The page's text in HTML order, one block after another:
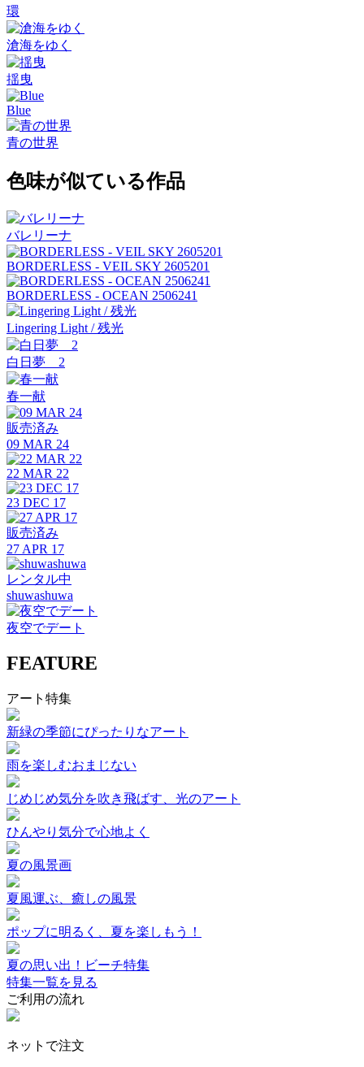
環
滄海をゆく
揺曳
Blue
青の世界
色味が似ている作品
バレリーナ
BORDERLESS - VEIL SKY 2605201
BORDERLESS - OCEAN 2506241
Lingering Light / 残光
白日夢 2
春一献
販売済み
09 MAR 24
22 MAR 22
23 DEC 17
販売済み
27 APR 17
レンタル中
shuwashuwa
夜空でデート
FEATURE
アート特集
新緑の季節にぴったりなアート
雨を楽しむおまじない
じめじめ気分を吹き飛ばす、光のアート
ひんやり気分で心地よく
夏の風景画
夏風運ぶ、癒しの風景
ポップに明るく、夏を楽しもう！
夏の思い出！ビーチ特集
特集一覧を見る
ご利用の流れ
ネットで注文